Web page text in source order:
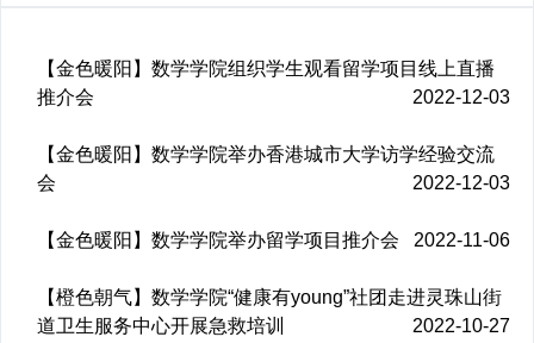
【金色暖阳】数学学院组织学生观看留学项目线上直播
推介会
2022-12-03
【金色暖阳】数学学院举办香港城市大学访学经验交流
会
2022-12-03
【金色暖阳】数学学院举办留学项目推介会 2022-11-06
【橙色朝气】数学学院“健康有young”社团走进灵珠山街
道卫生服务中心开展急救培训
2022-10-27